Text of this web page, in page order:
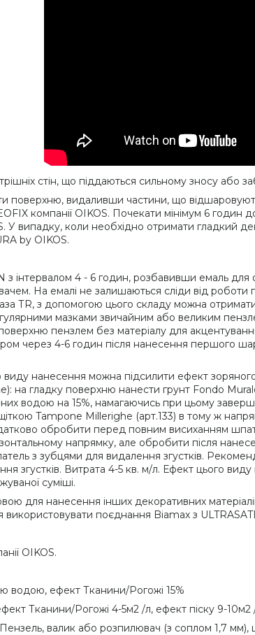
стін, що піддаються сильному зносу або
поверхню, видаливши частини, що
компанії OIKOS. Почекати мінімум 6 годин
У випадку, коли необхідно отримати
by OIKOS.
з інтервалом 4 - 6 годин, розбавивши емаль
На емалі не залишаються сліди від
ТR, з допомогою цього складу можна
мазками звичайним або великим
пензлем без матеріалу для
через 4-6 годин після нанесення першого
виду нанесення можна підсилити ефект
на гладку поверхню нанести грунт Fondo
водою на 15%, намагаючись при цьому
Tampone Millerighe (арт.133) в тому ж
обробити перед повним висиханням
напрямку, але обробити після
з зубцями для видалення згустків.
згустків. Витрата 4-5 кв. м/л. Ефект цього
суміші.
для нанесення інших декоративних
використовувати поєднання Biamax з
OIKOS.
водою, ефект Тканини/Рогожі 15%
Тканини/Рогожі 4-5м2 /л, ефект піску 9-10м2
Пензель, валик або розпилювач (з соплом 1,7 мм),